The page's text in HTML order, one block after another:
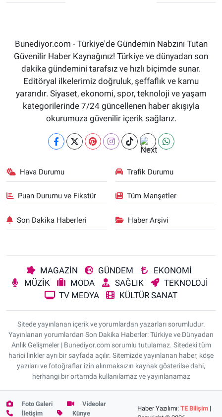
Bunediyor.com - Türkiye'de Gündemin Nabzını Tutan
Güvenilir Haber Kaynağınız! Türkiye ve dünyadan son
dakika gündemini tarafsız ve hızlı biçimde sunar.
Editöryal ilkelerimiz doğruluk, şeffaflık ve kamu
yararıdır. Siyaset, ekonomi, spor, teknoloji ve yaşam
kategorilerinde 7/24 güncellenen haber akışıyla
okurumuza güvenilir içerik sağlarız.
Hava Durumu Trafik Durumu
Puan Durumu ve Fikstür Tüm Manşetler
Son Dakika Haberleri Haber Arşivi
MAGAZİN GÜNDEM
EKONOMİ
MÜZİK
MODA SAĞLIK
TEKNOLOJİ
TV MEDYA
KÜLTÜR SANAT
Sitede yayınlanan içerik ve yorumlardan yazarları sorumludur.
Yayınlanan yorumlardan Son Dakika Haberler: Türkiye ve Dünyadan
Anlık Gelişmeler | Bunediyor.com sorumlu tutulamaz. Sitedeki tüm
harici linkler ayrı bir sayfada açılır. Sitemizde yayınlanan haber, köşe
yazıları ve fotoğraflar izin alınmaksızın kaynak gösterilse dahi,
herhangi bir ortamda kullanılamaz ve yayınlanamaz
Foto Galeri
Videolar
İletişim
Künye
Haber Yazılımı:TE Bilişim |